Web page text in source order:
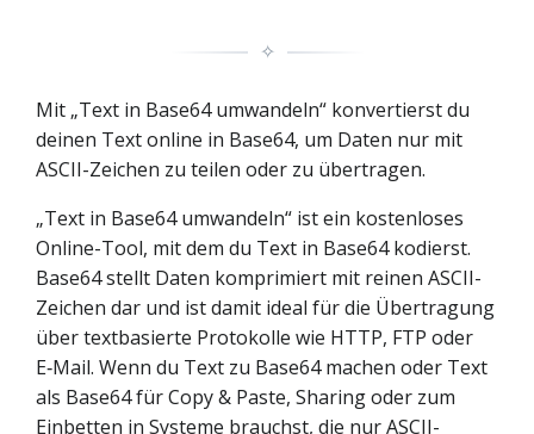
✧
Mit „Text in Base64 umwandeln“ konvertierst du
deinen Text online in Base64, um Daten nur mit
ASCII-Zeichen zu teilen oder zu übertragen.
„Text in Base64 umwandeln“ ist ein kostenloses
Online-Tool, mit dem du Text in Base64 kodierst.
Base64 stellt Daten komprimiert mit reinen ASCII-
Zeichen dar und ist damit ideal für die Übertragung
über textbasierte Protokolle wie HTTP, FTP oder
E‑Mail. Wenn du Text zu Base64 machen oder Text
als Base64 für Copy & Paste, Sharing oder zum
Einbetten in Systeme brauchst, die nur ASCII-